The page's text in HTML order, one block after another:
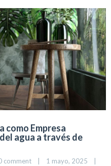
como Empresa
agua a través de
comment 1 mayo, 2025